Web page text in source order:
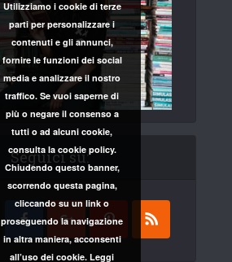
Seguici su:
Utilizziamo i cookie di terze
parti per personalizzare i
contenuti e gli annunci,
fornire le funzioni dei social
media e analizzare il nostro
traffico. Se vuoi saperne di
più o negare il consenso a
tutti o ad alcuni cookie,
consulta la cookie policy.
Chiudendo questo banner,
scorrendo questa pagina,
cliccando su un link o
proseguendo la navigazione
in altra maniera, acconsenti
all’uso dei cookie. Leggi